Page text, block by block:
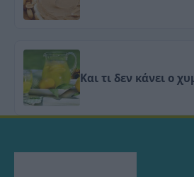
Και τι δεν κάνει ο